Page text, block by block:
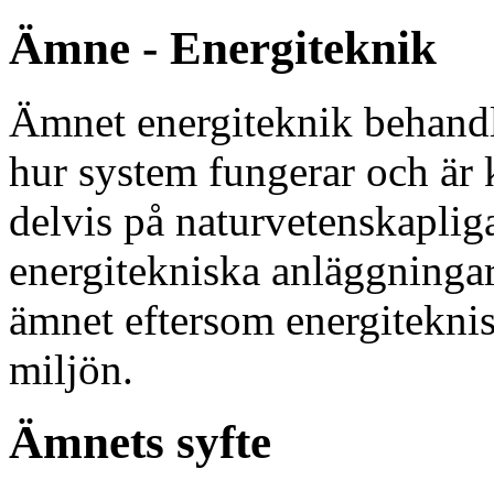
Ämne - Energiteknik
Ämnet energiteknik
hur system fungerar och
delvis på
energitekniska
ämnet eftersom
miljön.
Ämnets syfte